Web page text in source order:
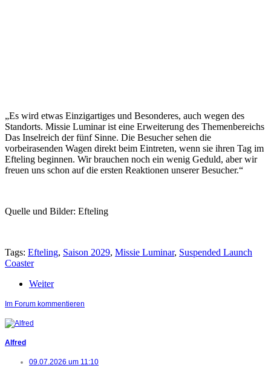
„Es wird etwas Einzigartiges und Besonderes, auch wegen des
Standorts. Missie Luminar ist eine Erweiterung des Themenbereichs
Das Inselreich der fünf Sinne. Die Besucher sehen die
vorbeirasenden Wagen direkt beim Eintreten, wenn sie ihren Tag im
Efteling beginnen. Wir brauchen noch ein wenig Geduld, aber wir
freuen uns schon auf die ersten Reaktionen unserer Besucher.“
Quelle und Bilder: Efteling
Tags: Efteling, Saison 2029, Missie Luminar, Suspended Launch
Coaster
Weiter
Im Forum kommentieren
Alfred
09.07.2026 um 11:10